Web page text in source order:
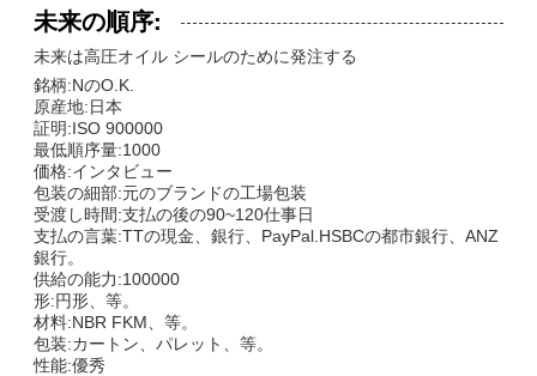
未来の順序:
未来は高圧オイル シールのために発注する
銘柄:NのO.K.
原産地:日本
証明:ISO 900000
最低順序量:1000
価格:インタビュー
包装の細部:元のブランドの工場包装
受渡し時間:支払の後の90~120仕事日
支払の言葉:TTの現金、銀行、PayPal.HSBCの都市銀行、ANZ
銀行。
供給の能力:100000
形:円形、等。
材料:NBR FKM、等。
包装:カートン、パレット、等。
性能:優秀